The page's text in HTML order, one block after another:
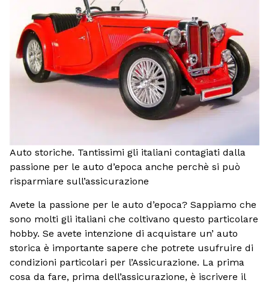
Auto storiche. Tantissimi gli italiani contagiati dalla
passione per le auto d’epoca anche perchè si può
risparmiare sull’assicurazione
Avete la passione per le auto d’epoca? Sappiamo che
sono molti gli italiani che coltivano questo particolare
hobby. Se avete intenzione di acquistare un’ auto
storica è importante sapere che potrete usufruire di
condizioni particolari per l’Assicurazione. La prima
cosa da fare, prima dell’assicurazione, è iscrivere il